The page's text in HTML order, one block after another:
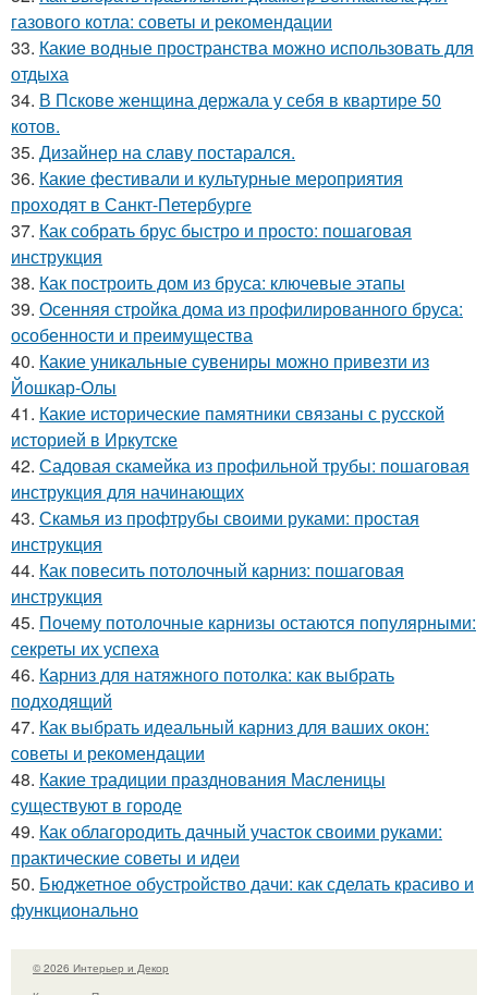
газового котла: советы и рекомендации
33. Какие водные пространства можно использовать для
отдыха
34. В Пскове женщина держала у себя в квартире 50
котов.
35. Дизайнер на славу постарался.
36. Какие фестивали и культурные мероприятия
проходят в Санкт-Петербурге
37. Как собрать брус быстро и просто: пошаговая
инструкция
38. Как построить дом из бруса: ключевые этапы
39. Осенняя стройка дома из профилированного бруса:
особенности и преимущества
40. Какие уникальные сувениры можно привезти из
Йошкар-Олы
41. Какие исторические памятники связаны с русской
историей в Иркутске
42. Садовая скамейка из профильной трубы: пошаговая
инструкция для начинающих
43. Скамья из профтрубы своими руками: простая
инструкция
44. Как повесить потолочный карниз: пошаговая
инструкция
45. Почему потолочные карнизы остаются популярными:
секреты их успеха
46. Карниз для натяжного потолка: как выбрать
подходящий
47. Как выбрать идеальный карниз для ваших окон:
советы и рекомендации
48. Какие традиции празднования Масленицы
существуют в городе
49. Как облагородить дачный участок своими руками:
практические советы и идеи
50. Бюджетное обустройство дачи: как сделать красиво и
функционально
© 2026 Интерьер и Декор